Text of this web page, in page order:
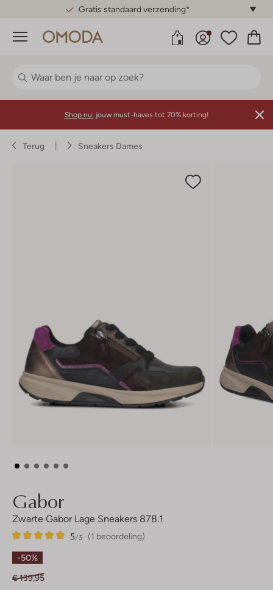
Gratis standaard verzending*
Menu
Shop nu: jouw must-haves tot 70% korting!
Terug Sneakers Dames
Gabor
Zwarte Gabor Lage Sneakers 878.1
(1 beoordeling)
5/5
1
5
Sterren
-50%
€ 139,95